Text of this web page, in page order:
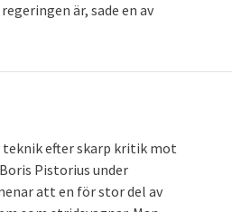
är, sade en av
efter skarp kritik mot
Pistorius under
att en för stor del av